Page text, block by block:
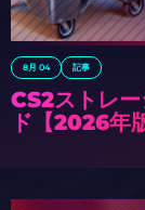
8月 04 記事
CS2ストレ
ド【2026年